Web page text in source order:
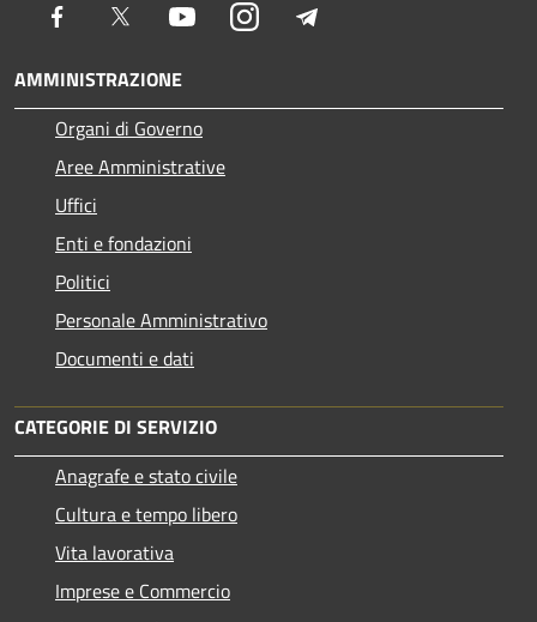
Facebook Twitter YoutubeInstagram
AMMINISTRAZIONE
Organi di Governo
Aree Amministrative
Uffici
Enti e fondazioni
Politici
Personale Amministrativo
Documenti e dati
CATEGORIE DI SERVIZIO
Anagrafe e stato civile
Cultura e tempo libero
Vita lavorativa
Imprese e Commercio